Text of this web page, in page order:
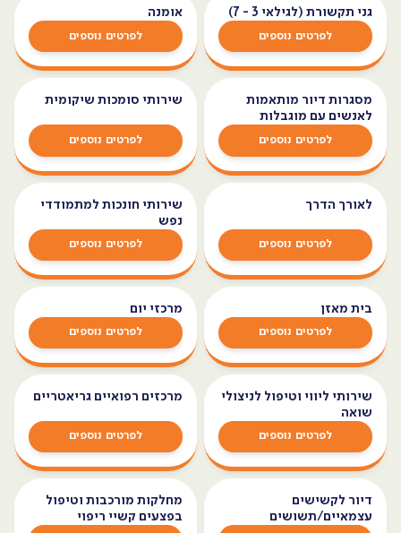
גני תקשורת (לגילאי 3 - 7)
לפרטים נוספים
אומנה
לפרטים נוספים
מסגרות דיור מותאמות
לאנשים עם מוגבלות
לפרטים נוספים
שירותי סומכות שיקומית
לפרטים נוספים
לאורך הדרך
לפרטים נוספים
שירותי חונכות למתמודדי
נפש
לפרטים נוספים
בית מאזן
לפרטים נוספים
מרכזי יום
לפרטים נוספים
שירותי ליווי וטיפול לניצולי
שואה
לפרטים נוספים
מרכזים רפואיים גריאטריים
לפרטים נוספים
דיור לקשישים
עצמאיים/תשושים
מחלקות מורכבות וטיפול
בפצעים קשיי ריפוי